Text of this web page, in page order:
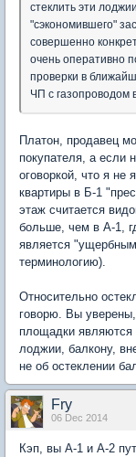
стеклить эти
"сэкономившего"
совершенно
очень оперативно
проверки в
ЧП с газопроводом
Платон, продавец
покупателя, а если
оговоркой, что я не
квартиры в Б-1
этаж считается
больше, чем в А-1,
является
терминологию).
Относительно
говорю. Вы
площадки являются
лоджии, балкону,
не об остеклении
Fry
06 Dec 2014
Кэп, вы А-1 и А-2